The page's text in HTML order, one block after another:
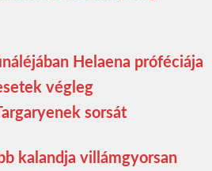
Helaena próféciája
végleg
sorsát
kalandja villámgyorsan